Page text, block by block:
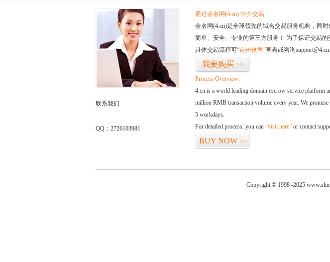
联系我们
QQ：2726103981
通过金名网(4.cn) 中介交易
金名网(4.cn)是全球领先的域名交易服务机构，同
简单、安全、专业的第三方服务！ 为了保证交易的
具体交易流程可“点击这里”查看或咨询support@4.cn
我要购买 >>
Process Overview:
4.cn is a world leading domain escrow service platform
million RMB transaction volume every year. We
5 workdays.
For detailed process, you can “visit here” or contact
BUY NOW >>
Copyright © 1998 -2025